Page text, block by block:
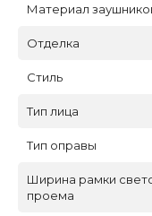
Материал
Отделка
Стиль
Тип лица
Тип оправы
Ширина рамки
проема